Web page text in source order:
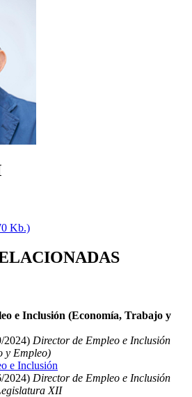
Kb.)
e Inclusión (Economía, Trabajo y
2024) Director de Empleo e Inclusión
y Empleo)
e Inclusión
2024) Director de Empleo e Inclusión
XII